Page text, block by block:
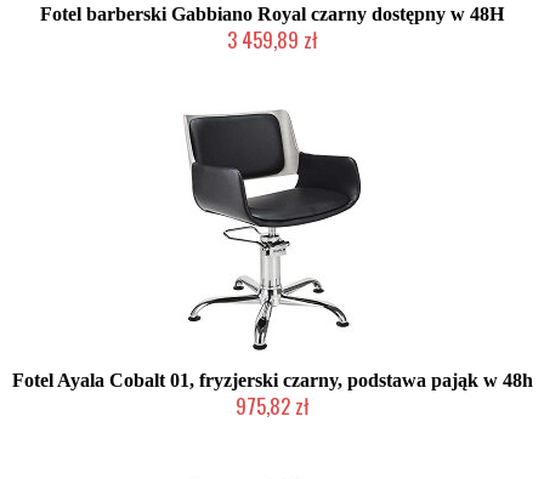
Fotel barberski Gabbiano Royal czarny dostępny w 48H
3 459,89 zł
Fotel Ayala Cobalt 01, fryzjerski czarny, podstawa pająk w 48h
975,82 zł